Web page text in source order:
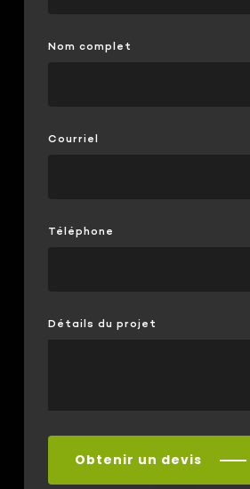
Nom complet
Courriel
Téléphone
Détails du projet
Obtenir un devis